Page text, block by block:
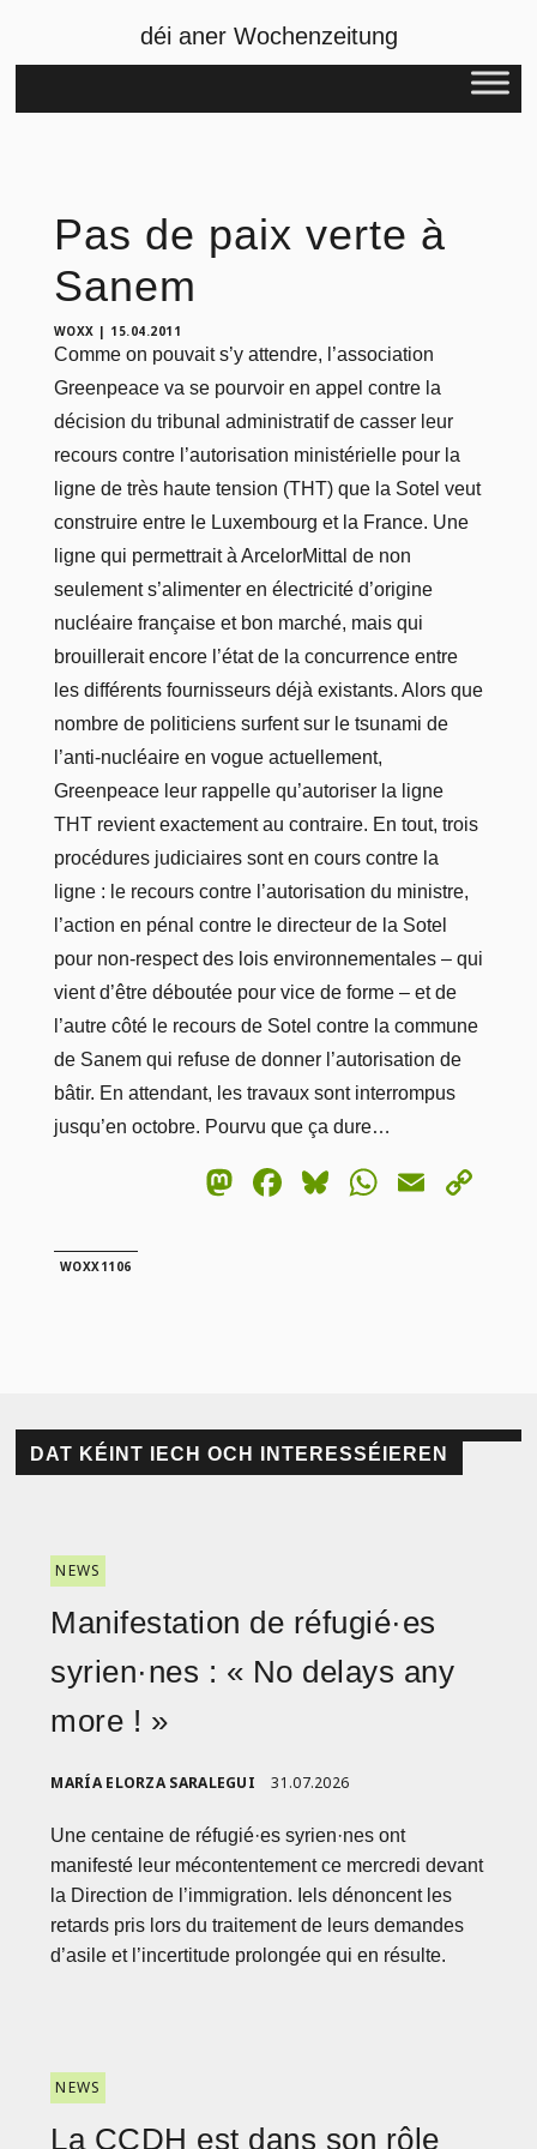
déi aner Wochenzeitung
Pas de paix verte à
Sanem
WOXX | 15.04.2011
Comme on pouvait s’y attendre, l’association
Greenpeace va se pourvoir en appel contre la
décision du tribunal administratif de casser leur
recours contre l’autorisation ministérielle pour la
ligne de très haute tension (THT) que la Sotel veut
construire entre le Luxembourg et la France. Une
ligne qui permettrait à ArcelorMittal de non
seulement s’alimenter en électricité d’origine
nucléaire française et bon marché, mais qui
brouillerait encore l’état de la concurrence entre
les différents fournisseurs déjà existants. Alors que
nombre de politiciens surfent sur le tsunami de
l’anti-nucléaire en vogue actuellement,
Greenpeace leur rappelle qu’autoriser la ligne
THT revient exactement au contraire. En tout, trois
procédures judiciaires sont en cours contre la
ligne : le recours contre l’autorisation du ministre,
l’action en pénal contre le directeur de la Sotel
pour non-respect des lois environnementales – qui
vient d’être déboutée pour vice de forme – et de
l’autre côté le recours de Sotel contre la commune
de Sanem qui refuse de donner l’autorisation de
bâtir. En attendant, les travaux sont interrompus
jusqu’en octobre. Pourvu que ça dure…
Mastodon
Facebook
BlueskyEmail
WOXX1106
DAT KÉINT IECH OCH INTERESSÉIEREN
NEWS
Manifestation de réfugié·es
syrien·nes : « No delays any
more ! »
MARÍA ELORZA SARALEGUI 31.07.2026
Une centaine de réfugié·es syrien·nes ont
manifesté leur mécontentement ce mercredi devant
la Direction de l’immigration. Iels dénoncent les
retards pris lors du traitement de leurs demandes
d’asile et l’incertitude prolongée qui en résulte.
NEWS
La CCDH est dans son rôle